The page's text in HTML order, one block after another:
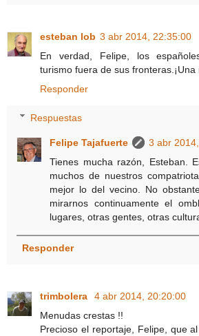
esteban lob 3 abr 2014, 22:35:00
En verdad, Felipe, los
turismo fuera de sus fronteras.¡Una
Responder
Respuestas
Felipe Tajafuerte
3 abr
Tienes mucha razón, Esteban.
muchos de nuestros
mejor lo del vecino. No
mirarnos continuamente el
lugares, otras gentes, otras
Responder
trimbolera
4 abr 2014, 20:20:00
Menudas crestas !!
Precioso el reportaje, Felipe, que